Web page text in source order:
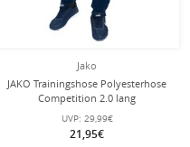
Jako
JAKO Trainingshose Polyesterhose
Competition 2.0 lang
marineblau/weiss Herren
UVP: 29,99€
21,95€